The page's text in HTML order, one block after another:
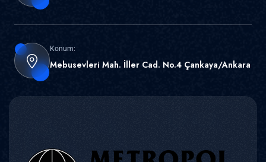
Konum:
Mebusevleri Mah. İller Cad. No.4 Çankaya/Ankara